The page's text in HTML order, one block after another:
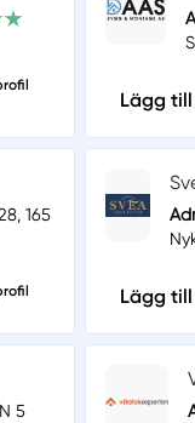
Lägg
165
Lägg
5